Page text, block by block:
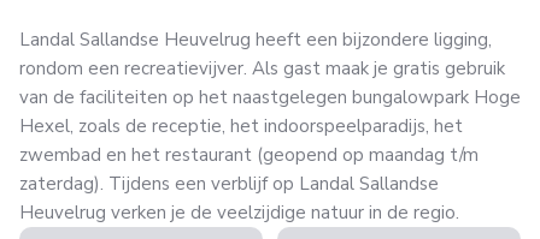
Landal Sallandse Heuvelrug heeft een bijzondere ligging,
rondom een recreatievijver. Als gast maak je gratis gebruik
van de faciliteiten op het naastgelegen bungalowpark Hoge
Hexel, zoals de receptie, het indoorspeelparadijs, het
zwembad en het restaurant (geopend op maandag t/m
zaterdag). Tijdens een verblijf op Landal Sallandse
Heuvelrug verken je de veelzijdige natuur in de regio.